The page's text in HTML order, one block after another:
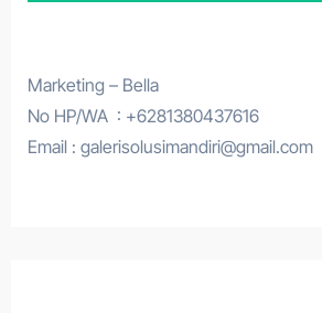
Marketing – Bella
No HP/WA : +6281380437616
Email : galerisolusimandiri@gmail.com